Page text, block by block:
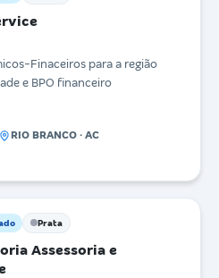
Finaceiros para a região
e BPO financeiro
RIO BRANCO · AC
Prata
Assessoria e